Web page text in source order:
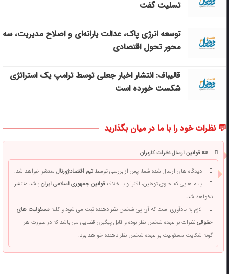
تسلیت گفت
توسعه انرژی پاک، عدالت یارانه‌ای و اصلاح مدیریت، سه
محور تحول اقتصادی
قالیباف: انتشار اخبار جعلی توسط ترامپ یک استراتژی
شکست خورده است
💬 نظرات خود را با ما در میان بگذارید
📜 قوانین ارسال نظرات کاربران
دیدگاه های ارسال شده شما، پس از بررسی توسطتیم اقتصادژورنالمنتشر خواهد شد.
پیام هایی که حاوی توهین، افترا و یا خلافقوانین جمهوری اسلامی ایرانباشد منتشر
نخواهد شد.
لازم به یادآوری است که آی پی شخص نظر دهنده ثبت می شود و کلیهمسئولیت های
حقوقینظرات بر عهده شخص نظر بوده و قابل پیگیری قضایی می باشد که در صورت هر
گونه شکایت مسئولیت بر عهده شخص نظر دهنده خواهد بود.